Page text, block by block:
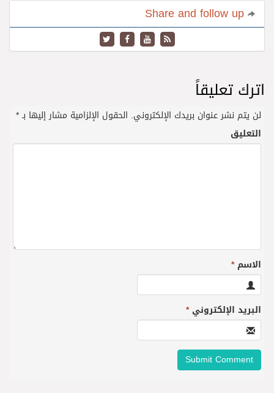
اترك تعليقاً
لن يتم نشر عنوان بريدك الإلكتروني. الحقول الإلزامية مشار إليها بـ*
التعليق
الاسم*
البريد الإلكتروني*